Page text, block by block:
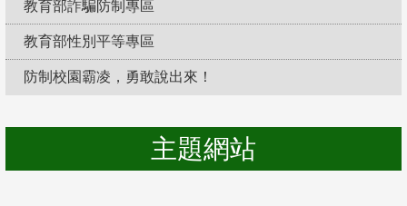
教育部詐騙防制專區
教育部性別平等專區
防制校園霸凌，勇敢說出來！
主題網站